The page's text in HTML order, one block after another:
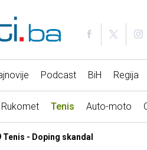
Podcast BiH Regija
Rukomet Tenis Auto-moto
Tenis - Doping skandal